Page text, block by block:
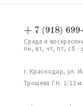
+ 7 (918)
Среда и
пн, вт, чт, пт, сб -
г. Краснодар, ул.
Трошева Г.Н. 1/12